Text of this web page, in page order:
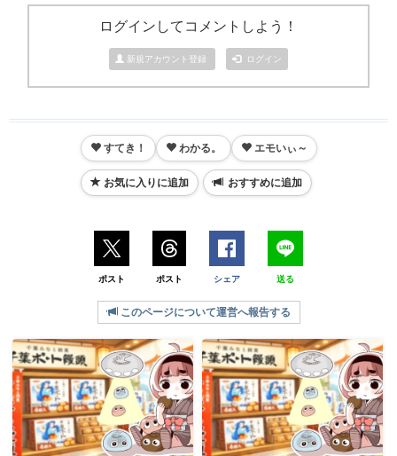
ログインしてコメントしよう！
新規アカウント登録 ログイン
すてき！ わかる。 エモいぃ～
お気に入りに追加 おすすめに追加
ポスト ポスト シェア 送る
このページについて運営へ報告する